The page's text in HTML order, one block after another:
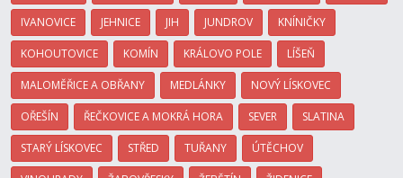
IVANOVICE JEHNICE JIH JUNDROV KNÍNIČKY
KOHOUTOVICE KOMÍN KRÁLOVO POLE LÍŠEŇ
MALOMĚŘICE A OBŘANY MEDLÁNKY NOVÝ LÍSKOVEC
OŘEŠÍN ŘEČKOVICE A MOKRÁ HORA SEVER SLATINA
STARÝ LÍSKOVEC STŘED TUŘANY ÚTĚCHOV